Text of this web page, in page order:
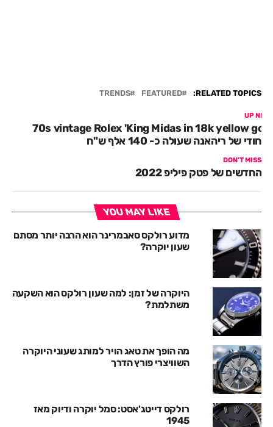
RELATED TOPICS:
FEATURED
TRENDS
UP
70s vintage Rolex 'King Midas in 18k yellow
של ריהאנה שעולה כ- 140 אלף ש"ח
DON'T MISS
החדשים של פטק פיליפ 2022
YOU MAY LIKE
מדוע רולקס סאבמרינר הוא הרבה יותר מסתם
שעון יוקרה?
היוקרה של זמן: למה שעון רולקס הוא השקעה
משתלמת?
מה הופך את טאג הויר למותג שעוני היוקרה
השוויצרי פורץ הדרך
רולקס דייטג'אסט: סמל יוקרה ודיוק מאז
1945